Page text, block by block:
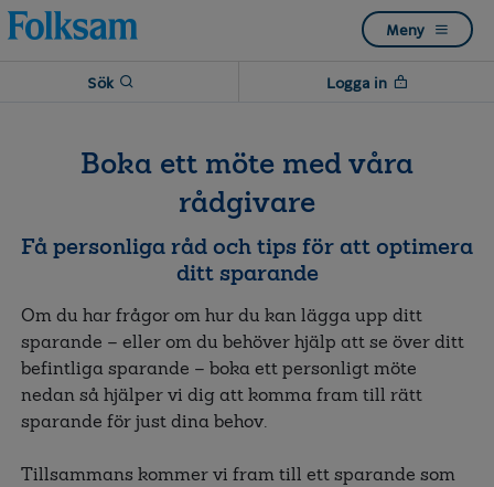
Till
navigation
Till
innehåll
Meny
Sök Logga in
Boka ett möte med våra
rådgivare
Få personliga råd och tips för att optimera
ditt sparande
Om du har frågor om hur du kan lägga upp ditt
sparande – eller om du behöver hjälp att se över ditt
befintliga sparande – boka ett personligt möte
nedan så hjälper vi dig att komma fram till rätt
sparande för just dina behov.
Tillsammans kommer vi fram till ett sparande som